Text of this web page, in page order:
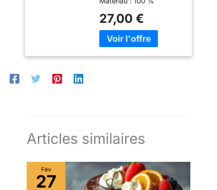
le présentoir à gâteaux
est livré avec 1 plateau, 1
couvercle et 1 bol, tous
réversibles pour une
utilisation polyvalente. Le
plateau comporte cinq
couvercle transparent] :
couvercle transparent qui
vous permet de bien voir
Guzzini, fabriqué en Italie
depuis 1912 Poids du
colis: 1.02 kilograms
27,00 €
Articles similaires
Fév
27